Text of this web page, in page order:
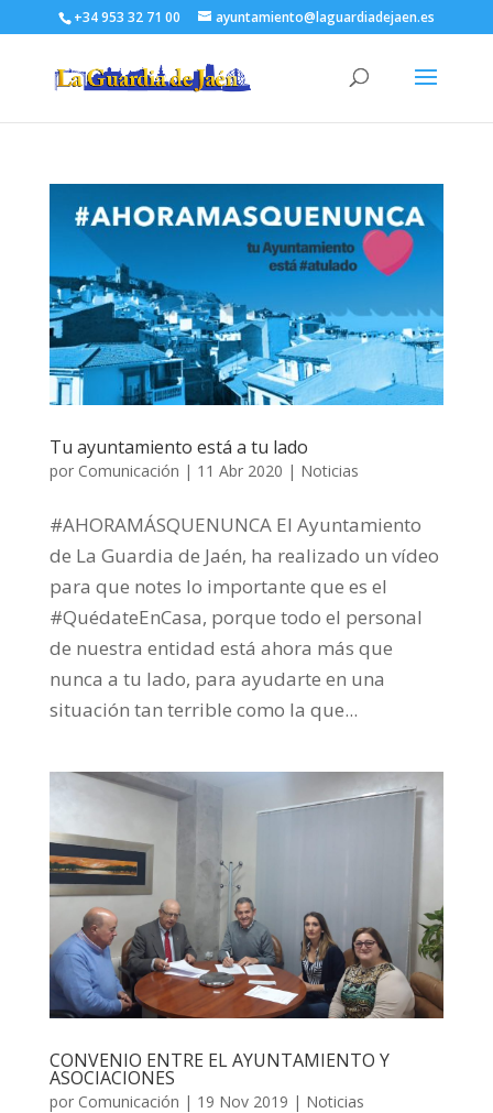
+34 953 32 71 00 ayuntamiento@laguardiadejaen.es
Tu ayuntamiento está a tu lado
por Comunicación | 11 Abr 2020 | Noticias
#AHORAMÁSQUENUNCA El Ayuntamiento
de La Guardia de Jaén, ha realizado un vídeo
para que notes lo importante que es el
#QuédateEnCasa, porque todo el personal
de nuestra entidad está ahora más que
nunca a tu lado, para ayudarte en una
situación tan terrible como la que...
CONVENIO ENTRE EL AYUNTAMIENTO Y
ASOCIACIONES
por Comunicación | 19 Nov 2019 | Noticias